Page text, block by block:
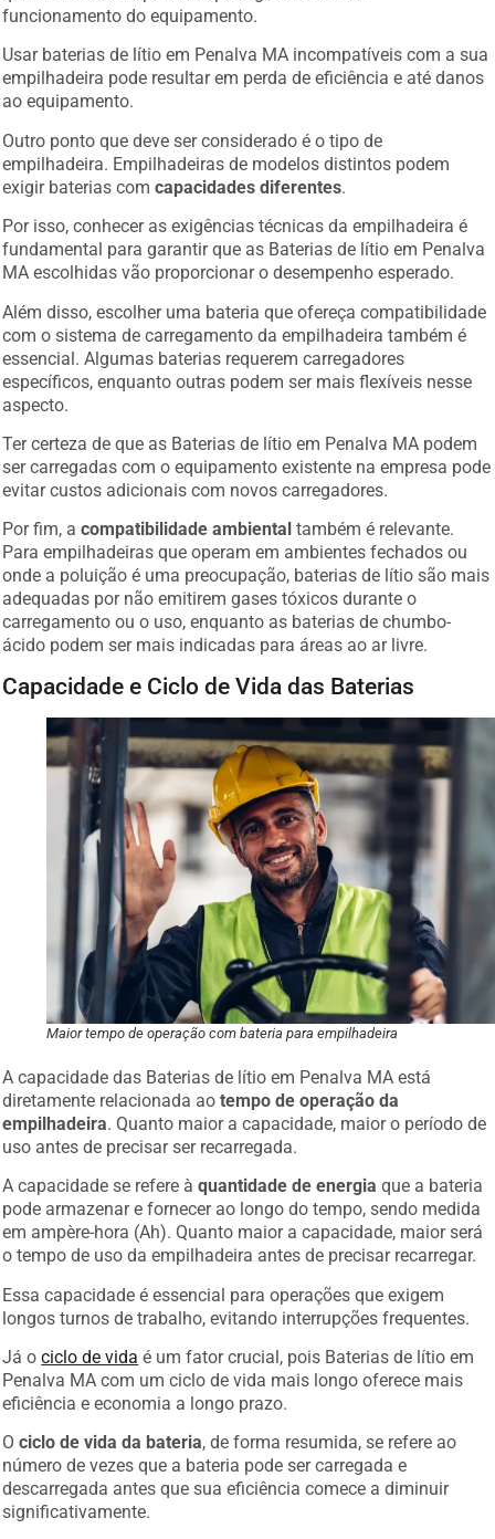
funcionamento do equipamento.
Usar baterias de lítio em Penalva MA incompatíveis com a sua
empilhadeira pode resultar em perda de eficiência e até danos
ao equipamento.
Outro ponto que deve ser considerado é o tipo de
empilhadeira. Empilhadeiras de modelos distintos podem
exigir baterias comcapacidades diferentes.
Por isso, conhecer as exigências técnicas da empilhadeira é
fundamental para garantir que as Baterias de lítio em Penalva
MA escolhidas vão proporcionar o desempenho esperado.
Além disso, escolher uma bateria que ofereça compatibilidade
com o sistema de carregamento da empilhadeira também é
essencial. Algumas baterias requerem carregadores
específicos, enquanto outras podem ser mais flexíveis nesse
aspecto.
Ter certeza de que as Baterias de lítio em Penalva MA podem
ser carregadas com o equipamento existente na empresa pode
evitar custos adicionais com novos carregadores.
Por fim, acompatibilidade ambiental também é relevante.
Para empilhadeiras que operam em ambientes fechados ou
onde a poluição é uma preocupação, baterias de lítio são mais
adequadas por não emitirem gases tóxicos durante o
carregamento ou o uso, enquanto as baterias de chumbo-
ácido podem ser mais indicadas para áreas ao ar livre.
Capacidade e Ciclo de Vida das Baterias
Maior tempo de operação com bateria para empilhadeira
A capacidade das Baterias de lítio em Penalva MA está
diretamente relacionada aotempo de operação da
empilhadeira. Quanto maior a capacidade, maior o período de
uso antes de precisar ser recarregada.
A capacidade se refere àquantidade de energia que a bateria
pode armazenar e fornecer ao longo do tempo, sendo medida
em ampère-hora (Ah). Quanto maior a capacidade, maior será
o tempo de uso da empilhadeira antes de precisar recarregar.
Essa capacidade é essencial para operações que exigem
longos turnos de trabalho, evitando interrupções frequentes.
Já ociclo de vida é um fator crucial, pois Baterias de lítio em
Penalva MA com um ciclo de vida mais longo oferece mais
eficiência e economia a longo prazo.
Ociclo de vida da bateria, de forma resumida, se refere ao
número de vezes que a bateria pode ser carregada e
descarregada antes que sua eficiência comece a diminuir
significativamente.